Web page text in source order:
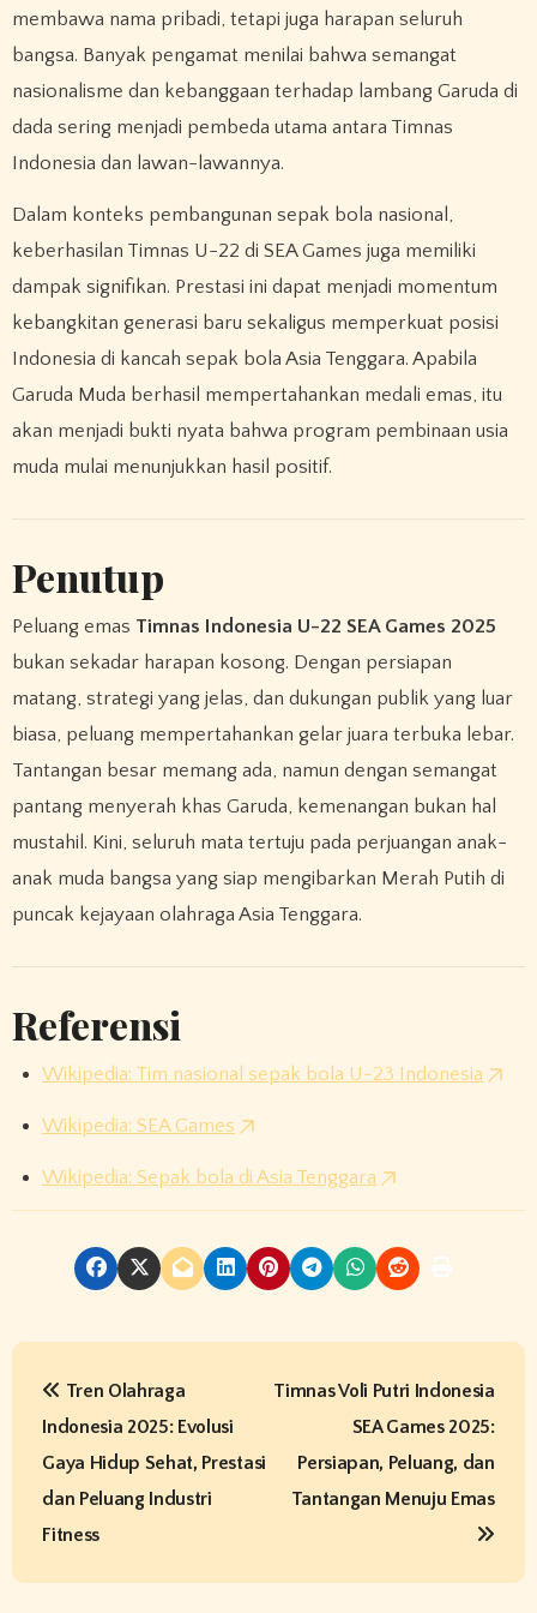
membawa nama pribadi, tetapi juga harapan seluruh
bangsa. Banyak pengamat menilai bahwa semangat
nasionalisme dan kebanggaan terhadap lambang Garuda di
dada sering menjadi pembeda utama antara Timnas
Indonesia dan lawan-lawannya.
Dalam konteks pembangunan sepak bola nasional,
keberhasilan Timnas U-22 di SEA Games juga memiliki
dampak signifikan. Prestasi ini dapat menjadi momentum
kebangkitan generasi baru sekaligus memperkuat posisi
Indonesia di kancah sepak bola Asia Tenggara. Apabila
Garuda Muda berhasil mempertahankan medali emas, itu
akan menjadi bukti nyata bahwa program pembinaan usia
muda mulai menunjukkan hasil positif.
Penutup
Peluang emas Timnas Indonesia U-22 SEA Games 2025
bukan sekadar harapan kosong. Dengan persiapan
matang, strategi yang jelas, dan dukungan publik yang luar
biasa, peluang mempertahankan gelar juara terbuka lebar.
Tantangan besar memang ada, namun dengan semangat
pantang menyerah khas Garuda, kemenangan bukan hal
mustahil. Kini, seluruh mata tertuju pada perjuangan anak-
anak muda bangsa yang siap mengibarkan Merah Putih di
puncak kejayaan olahraga Asia Tenggara.
Referensi
Wikipedia: Tim nasional sepak bola U-23 Indonesia
Wikipedia: SEA Games
Wikipedia: Sepak bola di Asia Tenggara
P
n
Tren Olahraga
Indonesia 2025: Evolusi
Gaya Hidup Sehat, Prestasi
dan Peluang Industri
Fitness
Timnas Voli Putri Indonesia
SEA Games 2025:
Persiapan, Peluang, dan
Tantangan Menuju Emas